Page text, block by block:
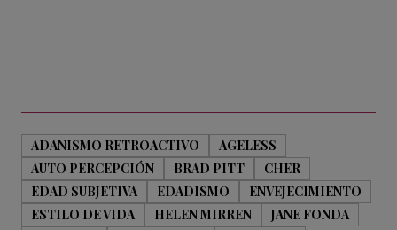
ADANISMO RETROACTIVO
AGELESS
AUTO PERCEPCIÓN
BRAD PITT
CHER
EDAD SUBJETIVA
EDADISMO
ENVEJECIMIENTO
ESTILO DE VIDA
HELEN MIRREN
JANE FONDA